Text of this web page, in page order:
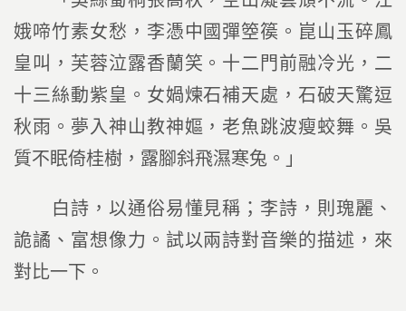
娥啼竹素女愁，李憑中國彈箜篌。崑山玉碎鳳
皇叫，芙蓉泣露香蘭笑。十二門前融冷光，二
十三絲動紫皇。女媧煉石補天處，石破天驚逗
秋雨。夢入神山教神嫗，老魚跳波瘦蛟舞。吳
質不眠倚桂樹，露腳斜飛濕寒兔。」
白詩，以通俗易懂見稱；李詩，則瑰麗、
詭譎、富想像力。試以兩詩對音樂的描述，來
對比一下。